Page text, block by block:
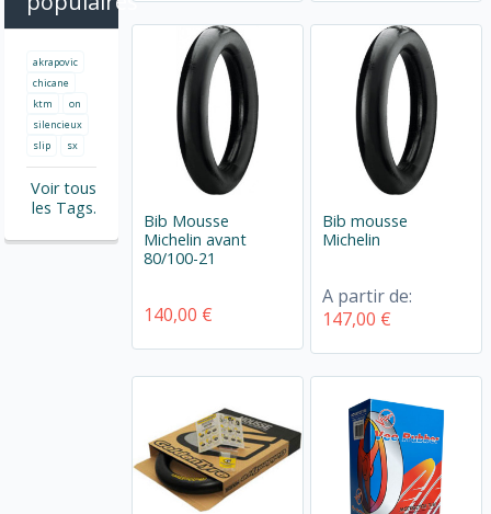
Bib Mousse
Michelin avant
80/100-21
140,00 €
Bib mousse
Michelin
A partir de:
147,00 €
akrapovic
chicane
ktm
on
silencieux
slip
sx
Voir tous
les Tags.